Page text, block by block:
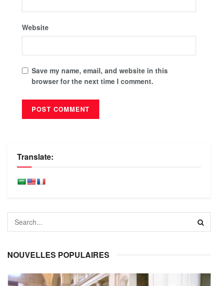
Website
Save my name, email, and website in this
browser for the next time I comment.
Translate:
NOUVELLES POPULAIRES